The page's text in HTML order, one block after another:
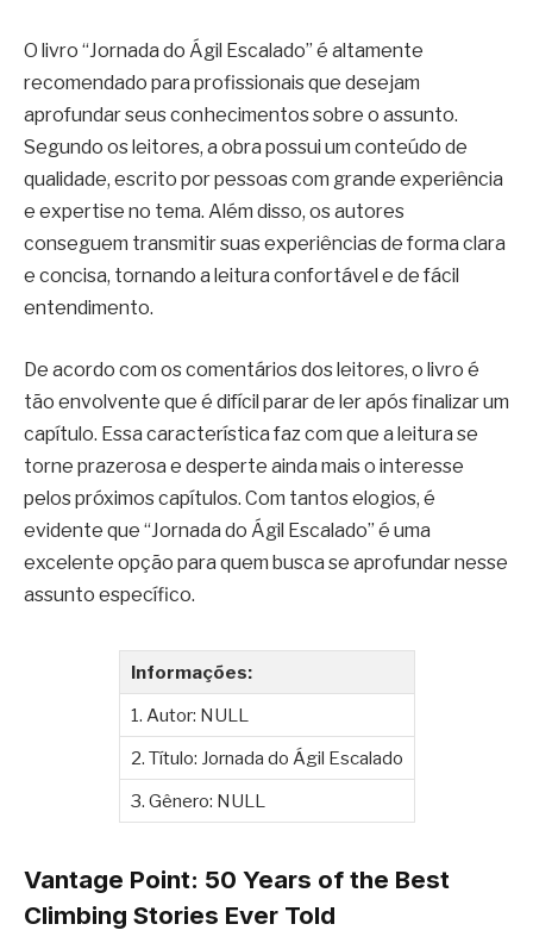
O livro “Jornada do Ágil Escalado” é altamente
recomendado para profissionais que desejam
aprofundar seus conhecimentos sobre o assunto.
Segundo os leitores, a obra possui um conteúdo de
qualidade, escrito por pessoas com grande experiência
e expertise no tema. Além disso, os autores
conseguem transmitir suas experiências de forma clara
e concisa, tornando a leitura confortável e de fácil
entendimento.
De acordo com os comentários dos leitores, o livro é
tão envolvente que é difícil parar de ler após finalizar um
capítulo. Essa característica faz com que a leitura se
torne prazerosa e desperte ainda mais o interesse
pelos próximos capítulos. Com tantos elogios, é
evidente que “Jornada do Ágil Escalado” é uma
excelente opção para quem busca se aprofundar nesse
assunto específico.
Informações:
1. Autor: NULL
2. Título: Jornada do Ágil Escalado
3. Gênero: NULL
Vantage Point: 50 Years of the Best
Climbing Stories Ever Told